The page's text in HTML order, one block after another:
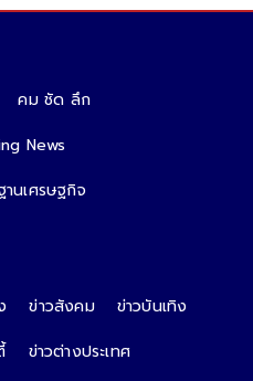
คม ชัด ลึก
News
านเศรษฐกิจ
ข่าวสังคม
ข่าวบันเทิง
ข่าวต่างประเทศ